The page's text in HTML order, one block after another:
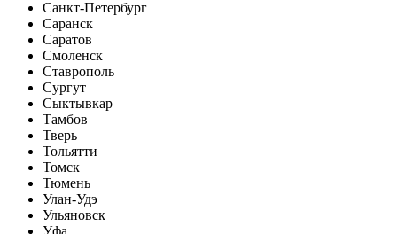
Санкт-Петербург
Саранск
Саратов
Смоленск
Ставрополь
Сургут
Сыктывкар
Тамбов
Тверь
Тольятти
Томск
Тюмень
Улан-Удэ
Ульяновск
Уфа